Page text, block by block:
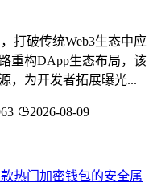
打破传统Web3生态中应
重构DApp生态布局，该
，为开发者拓展曝光...
2026-08-09